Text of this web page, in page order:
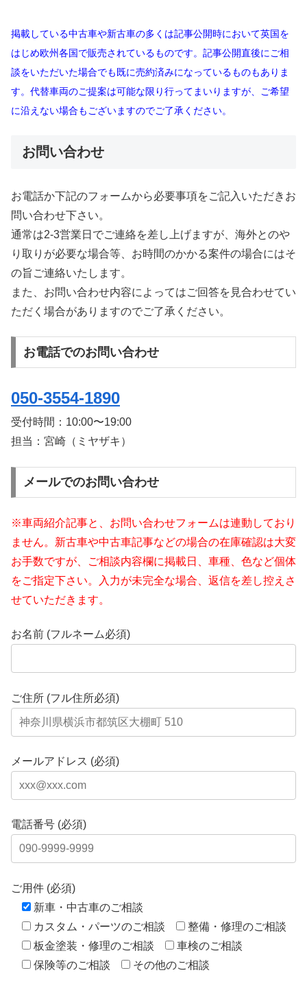
掲載している中古車や新古車の多くは記事公開時において英国を
はじめ欧州各国で販売されているものです。記事公開直後にご相
談をいただいた場合でも既に売約済みになっているものもありま
す。代替車両のご提案は可能な限り行ってまいりますが、ご希望
に沿えない場合もございますのでご了承ください。
お問い合わせ
お電話か下記のフォームから必要事項をご記入いただきお
問い合わせ下さい。
通常は2-3営業日でご連絡を差し上げますが、海外とのや
り取りが必要な場合等、お時間のかかる案件の場合にはそ
の旨ご連絡いたします。
また、お問い合わせ内容によってはご回答を見合わせてい
ただく場合がありますのでご了承ください。
お電話でのお問い合わせ
050-3554-1890
受付時間： 10:00〜19:00
担当：宮崎（ミヤザキ）
メールでのお問い合わせ
※車両紹介記事と、お問い合わせフォームは連動しており
ません。新古車や中古車記事などの場合の在庫確認は大変
お手数ですが、ご相談内容欄に掲載日、車種、色など個体
をご指定下さい。入力が未完全な場合、返信を差し控えさ
せていただきます。
お名前 (フルネーム必須)
ご住所 (フル住所必須)
メールアドレス (必須)
電話番号 (必須)
ご用件 (必須)
新車・中古車のご相談
カスタム・パーツのご相談
整備・修理のご相談
板金塗装・修理のご相談
車検のご相談
保険等のご相談
その他のご相談